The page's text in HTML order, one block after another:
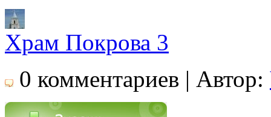
Храм Покрова 3
0 комментариев | Автор: